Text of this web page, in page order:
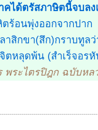
คได้ตรัสภาษิตนี้จบลง
ร้อนพุ่งออกจากปาก
าสิกขา(สึก)กราบทูล
ตหลุดพ้น (สำเร็จอร
ระไตรปิฎก ฉบับหล